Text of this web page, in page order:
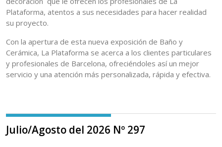
Plataforma, atentos a sus necesidades para hacer realidad
su proyecto.
Con la apertura de esta nueva exposición de Baño y
Cerámica, La Plataforma se acerca a los clientes particulares
y profesionales de Barcelona, ofreciéndoles así un mejor
servicio y una atención más personalizada, rápida y efectiva.
Julio/Agosto del 2026 Nº 297